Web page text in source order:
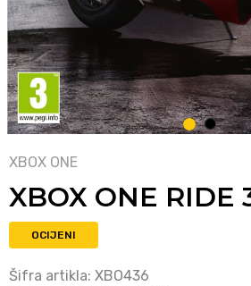
1 2
XBOX ONE
XBOX ONE RIDE
OCIJENI
Šifra artikla: XBO436